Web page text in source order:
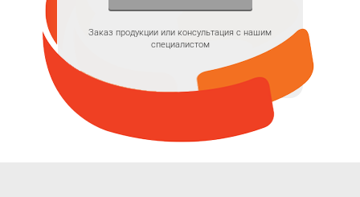
Заказ продукции или консультация с нашим
специалистом